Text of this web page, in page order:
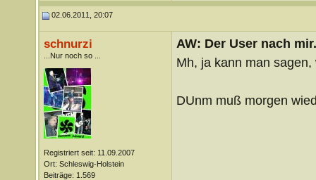
02.06.2011, 20:07
schnurzi
...Nur noch so ...
Registriert seit: 11.09.2007
Ort: Schleswig-Holstein
Beiträge: 1.569
AW: Der User nach
Mh, ja kann man
DUnm muß morgen